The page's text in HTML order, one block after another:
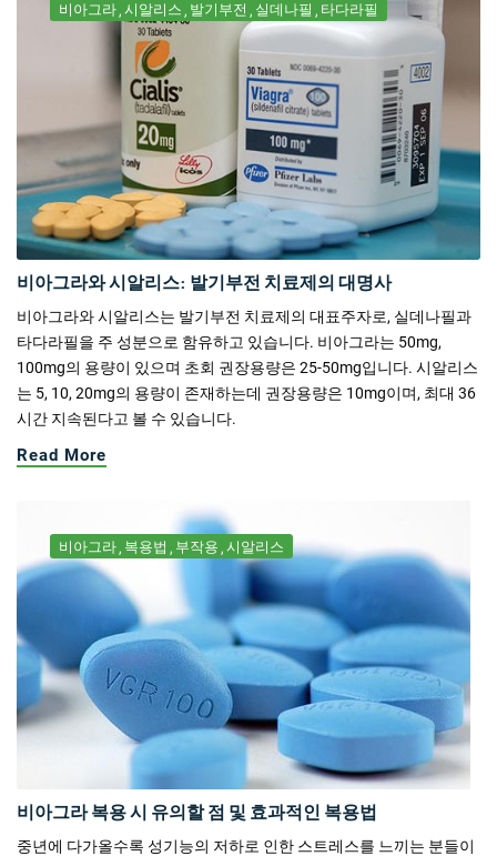
비아그라 시알리스 발기부전 실데나필 타다라필
비아그라와 시알리스: 발기부전 치료제의 대명사
비아그라와 시알리스는 발기부전 치료제의 대표주자로, 실데나필과
타다라필을 주 성분으로 함유하고 있습니다. 비아그라는 50mg,
100mg의 용량이 있으며 초회 권장용량은 25-50mg입니다. 시알리스
는 5, 10, 20mg의 용량이 존재하는데 권장용량은 10mg이며, 최대 36
시간 지속된다고 볼 수 있습니다.
Read More
비아그라 복용법 부작용 시알리스
비아그라 복용 시 유의할 점 및 효과적인 복용법
중년에 다가올수록 성기능의 저하로 인한 스트레스를 느끼는 분들이